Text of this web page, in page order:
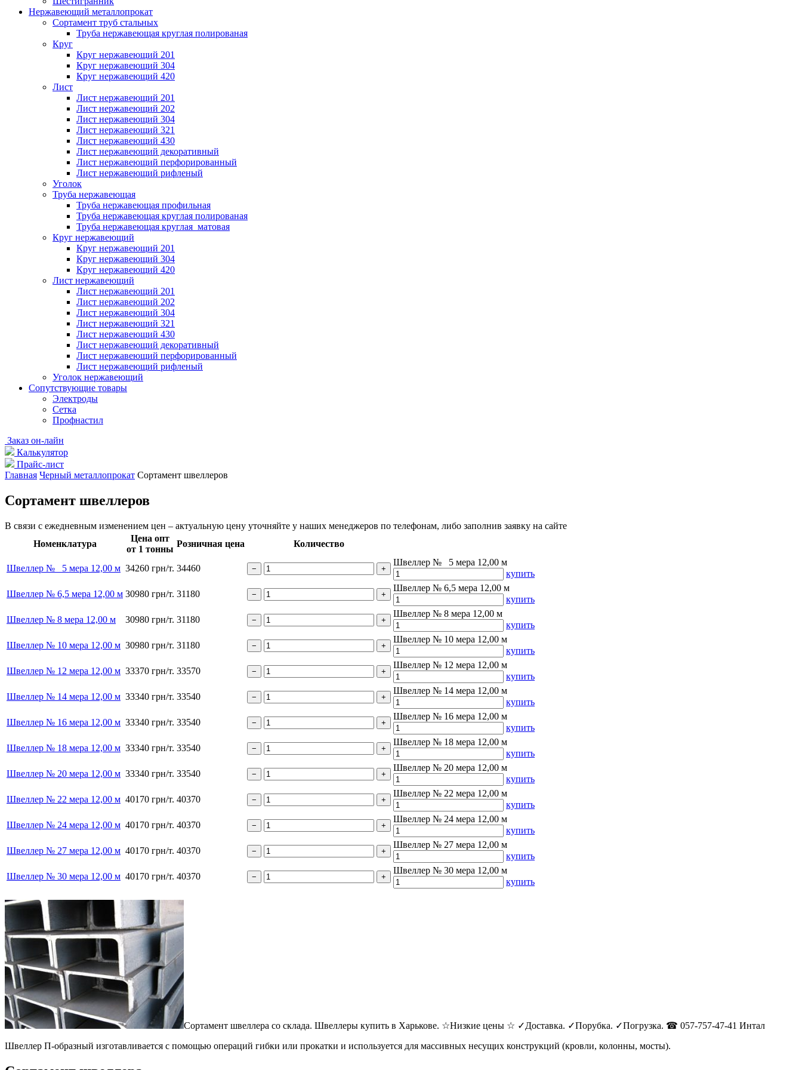
Нержавеющий металлопрокат
Сортамент труб стальных
Труба нержавеющая круглая полированая
Круг
Круг нержавеющий 201
Круг нержавеющий 304
Круг нержавеющий 420
Лист
Лист нержавеющий 201
Лист нержавеющий 202
Лист нержавеющий 304
Лист нержавеющий 321
Лист нержавеющий 430
Лист нержавеющий декоративный
Лист нержавеющий перфорированный
Лист нержавеющий рифленый
Уголок
Труба нержавеющая
Труба нержавеющая профильная
Труба нержавеющая круглая полированая
Труба нержавеющая круглая матовая
Круг нержавеющий
Круг нержавеющий 201
Круг нержавеющий 304
Круг нержавеющий 420
Лист нержавеющий
Лист нержавеющий 201
Лист нержавеющий 202
Лист нержавеющий 304
Лист нержавеющий 321
Лист нержавеющий 430
Лист нержавеющий декоративный
Лист нержавеющий перфорированный
Лист нержавеющий рифленый
Уголок нержавеющий
Cопутствующие товары
Электроды
Сетка
Профнастил
Заказ он-лайн
Калькулятор
Прайс-лист
Главная Черный металлопрокат Сортамент швеллеров
Сортамент швеллеров
В связи с ежедневным изменением цен – актуальную цену уточняйте у наших менеджеров по телефонам, либо заполнив заявку на сайте
Номенклатура
Цена опт
от 1 тонны
Розничная цена Количество
Швеллер № 5 мера 12,00 м 34260 грн/т. 34460
Швеллер № 5 мера 12,00 м
купить
Швеллер № 6,5 мера 12,00 м 30980 грн/т. 31180
Швеллер № 6,5 мера 12,00 м
купить
Швеллер № 8 мера 12,00 м
30980 грн/т. 31180
Швеллер № 8 мера 12,00 м
купить
Швеллер № 10 мера 12,00 м 30980 грн/т. 31180
Швеллер № 10 мера 12,00 м
купить
Швеллер № 12 мера 12,00 м 33370 грн/т. 33570
Швеллер № 12 мера 12,00 м
купить
Швеллер № 14 мера 12,00 м 33340 грн/т. 33540
Швеллер № 14 мера 12,00 м
купить
Швеллер № 16 мера 12,00 м 33340 грн/т. 33540
Швеллер № 16 мера 12,00 м
купить
Швеллер № 18 мера 12,00 м 33340 грн/т. 33540
Швеллер № 18 мера 12,00 м
купить
Швеллер № 20 мера 12,00 м 33340 грн/т. 33540
Швеллер № 20 мера 12,00 м
купить
Швеллер № 22 мера 12,00 м 40170 грн/т. 40370
Швеллер № 22 мера 12,00 м
купить
Швеллер № 24 мера 12,00 м 40170 грн/т. 40370
Швеллер № 24 мера 12,00 м
купить
Швеллер № 27 мера 12,00 м 40170 грн/т. 40370
Швеллер № 27 мера 12,00 м
купить
Швеллер № 30 мера 12,00 м 40170 грн/т. 40370
Швеллер № 30 мера 12,00 м
купить
Сортамент швеллера со склада. Швеллеры купить в Харькове. ☆Низкие цены ☆ ✓Доставка. ✓Порубка. ✓Погрузка. ☎ 057-757-47-41 Интал
Швеллер П-образный изготавливается с помощью операций гибки или прокатки и используется для массивных несущих конструкций (кровли, колонны, мосты).